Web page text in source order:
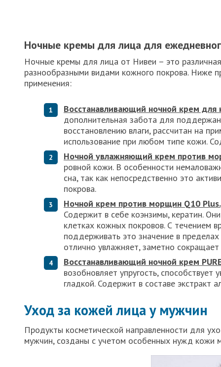
Ночные кремы для лица для
Ночные кремы для лица от Нивеи – это
разнообразными видами кожного покрова. Ниже
применения:
Восстанавливающий ночной крем для
дополнительная забота для
восстановлению влаги, рассчитан на
использование при любом типе кожи.
Ночной увлажняющий крем против
ровной кожи. В особенности
сна, так как непосредственно это
покрова.
Ночной крем против морщин Q10 Plus.
Содержит в себе коэнзимы, кератин.
клетках кожных покровов. С течением
поддерживать это значение в
отлично увлажняет, заметно
Восстанавливающий ночной крем
возобновляет упругость,
гладкой. Содержит в составе экстракт
Уход за кожей лица у мужчин
Продукты косметической направленности для
мужчин, созданы с учетом особенных нужд кожи